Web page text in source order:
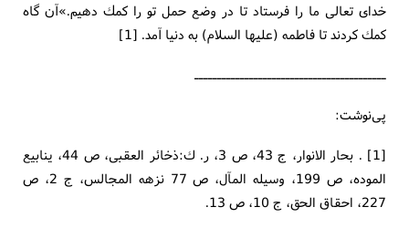
خدای تعالی ما را فرستاد تا در وضع حمل تو را كمك دهیم.»آن گاه
كمك كردند تا فاطمه (علیها السلام) به دنیا آمد. [1]
ــــــــــــــــــــــــــــــــــــــــــ
پی‌نوشت:
[1] . بحار الانوار، ج 43، ص 3، ر. ك:ذخائر العقبی، ص 44، ینابیع
الموده، ص 199، وسیله المآل، ص 77 نزهه المجالس، ج 2، ص
227، احقاق الحق، ج 10، ص 13.